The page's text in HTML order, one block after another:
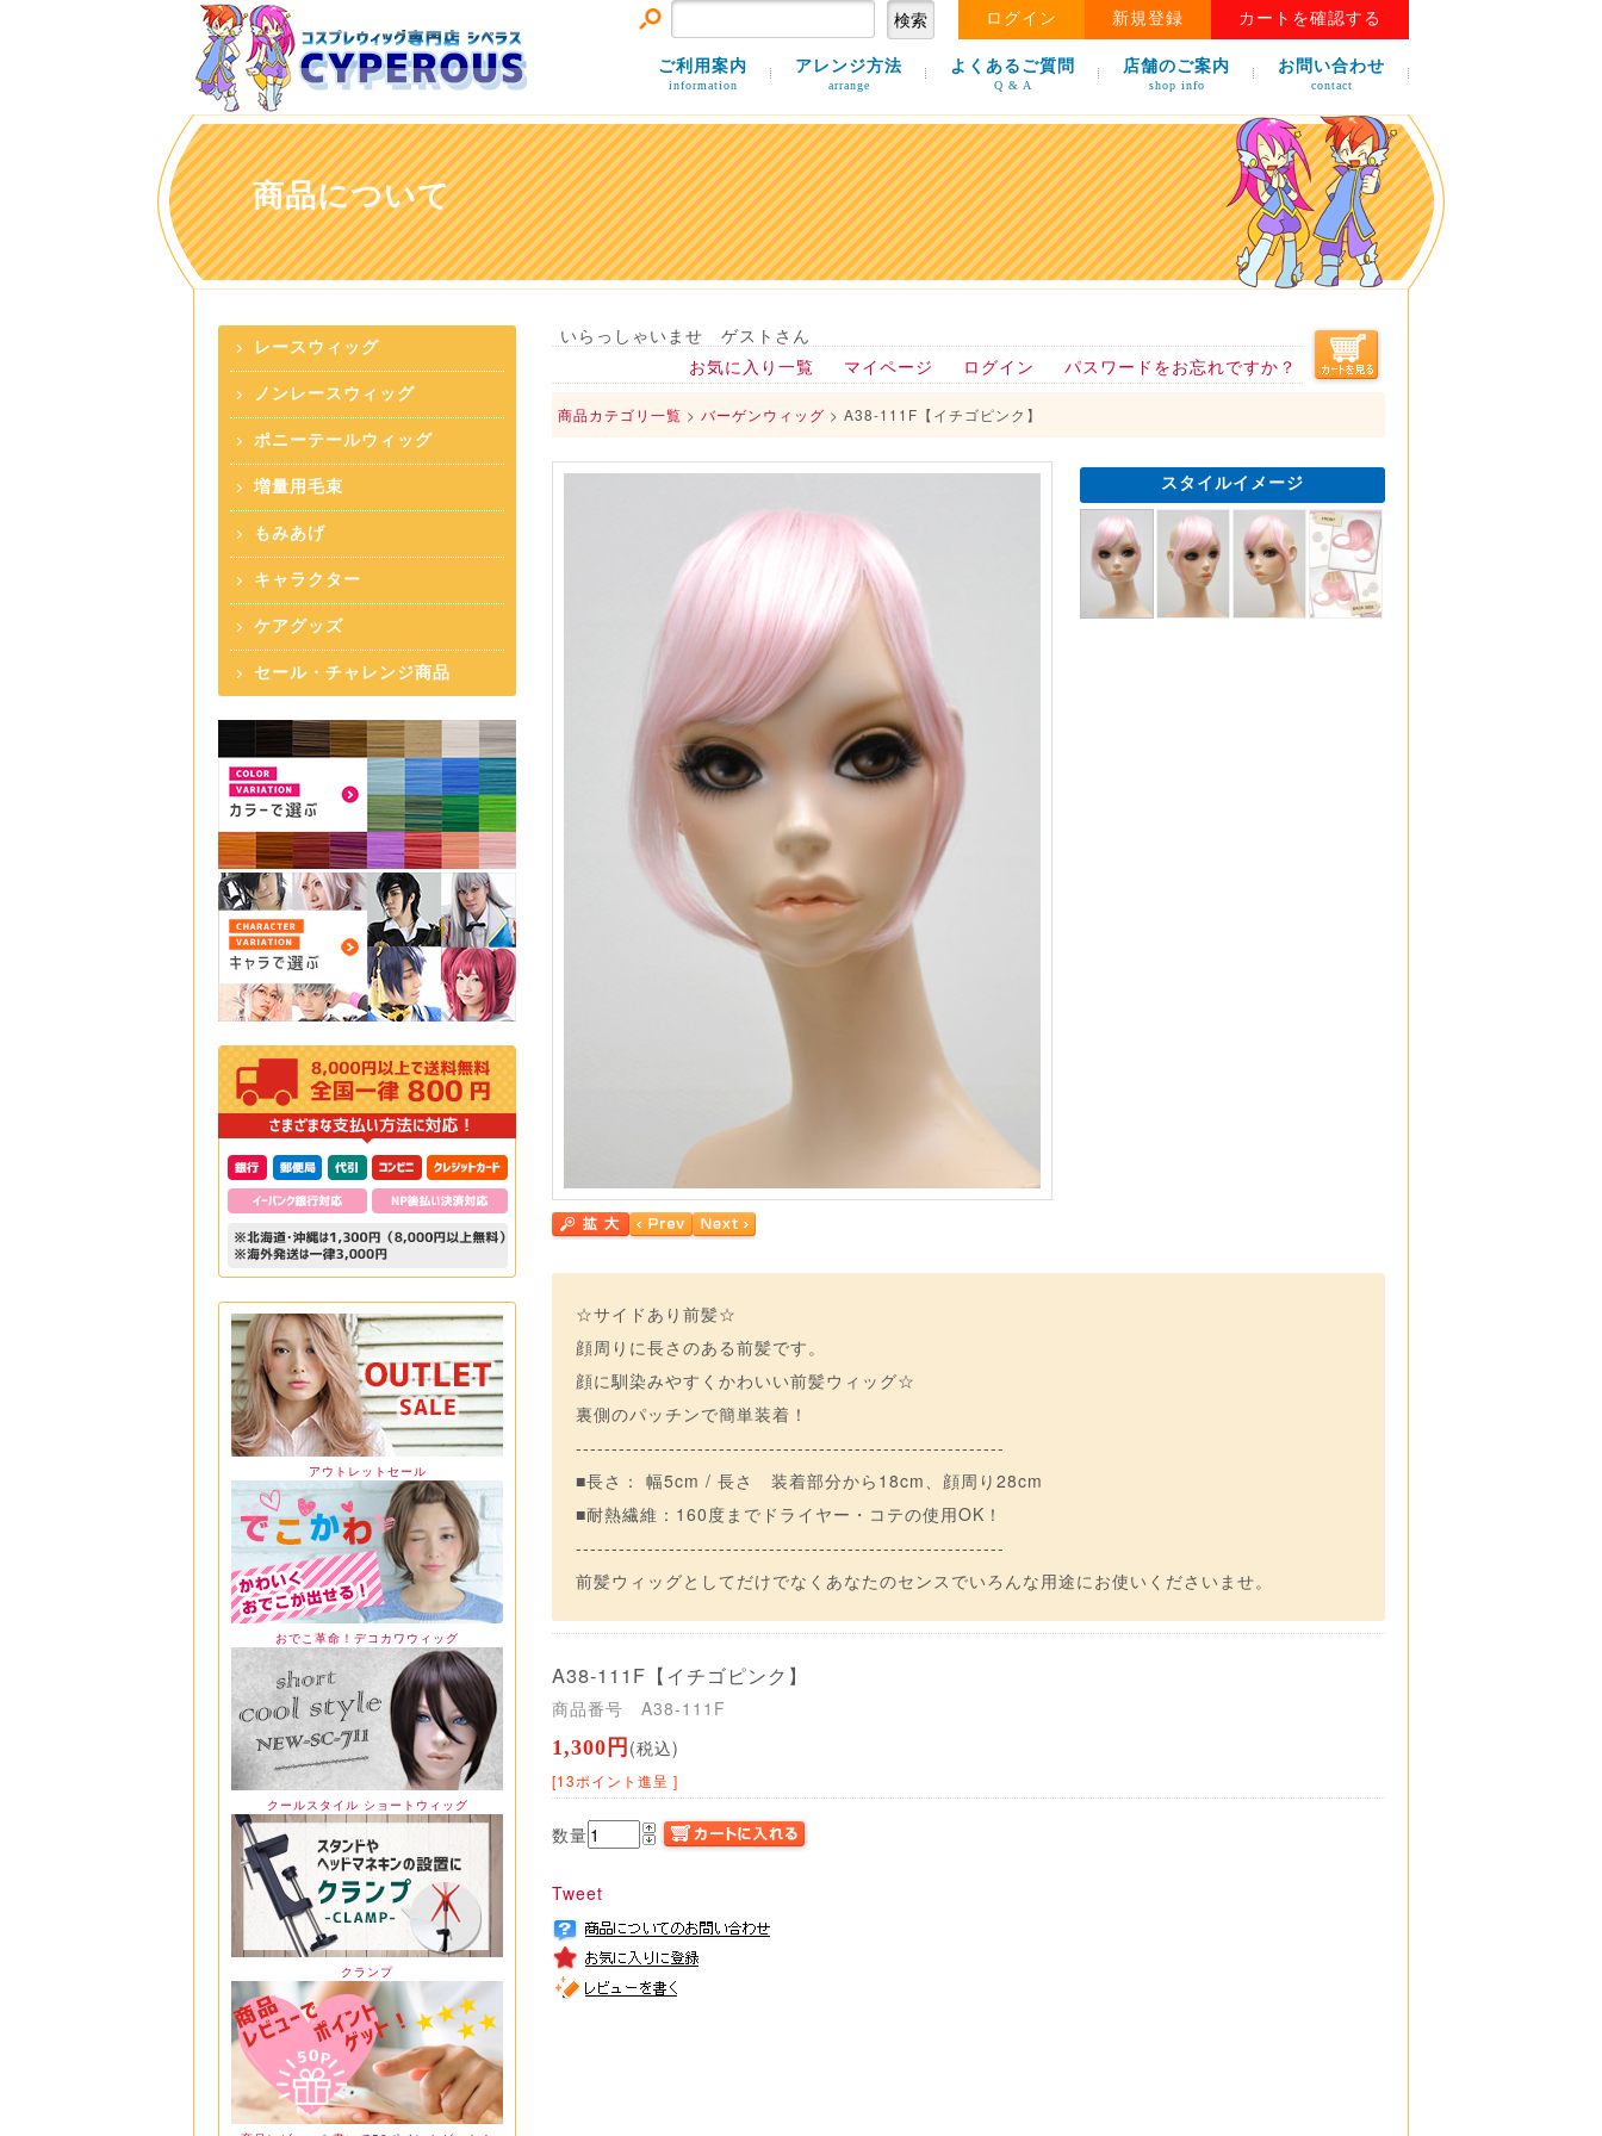
ログイン 新規登録 カートを確認する
ご利用案内
information
アレンジ方法
arrange
よくあるご質問
Q & A
店舗のご案内
shop info
お問い合わせ
contact
商品について
レースウィッグ
ノンレースウィッグ
ポニーテールウィッグ
増量用毛束
もみあげ
キャラクター
ケアグッズ
セール・チャレンジ商品
アウトレットセール
おでこ革命！デコカワウィッグ
クールスタイル ショートウィッグ
クランプ
いらっしゃいませ ゲストさん
お気に入り一覧
マイページ ログイン パスワードをお忘れですか？
商品カテゴリ一覧 > バーゲンウィッグ > A38-111F【イチゴピンク】
スタイルイメージ
☆サイドあり前髪☆
顔周りに長さのある前髪です。
顔に馴染みやすくかわいい前髪ウィッグ☆
裏側のパッチンで簡単装着！
------------------------------------------------------------
■長さ： 幅5cm / 長さ 装着部分から18cm、顔周り28cm
■耐熱繊維：160度までドライヤー・コテの使用OK！
------------------------------------------------------------
前髪ウィッグとしてだけでなくあなたのセンスでいろんな用途にお使いくださいませ。
A38-111F 【イチゴピンク】
商品番号 A38-111F
1,300円 (税込)
[13ポイント進呈 ]
数量
Tweet